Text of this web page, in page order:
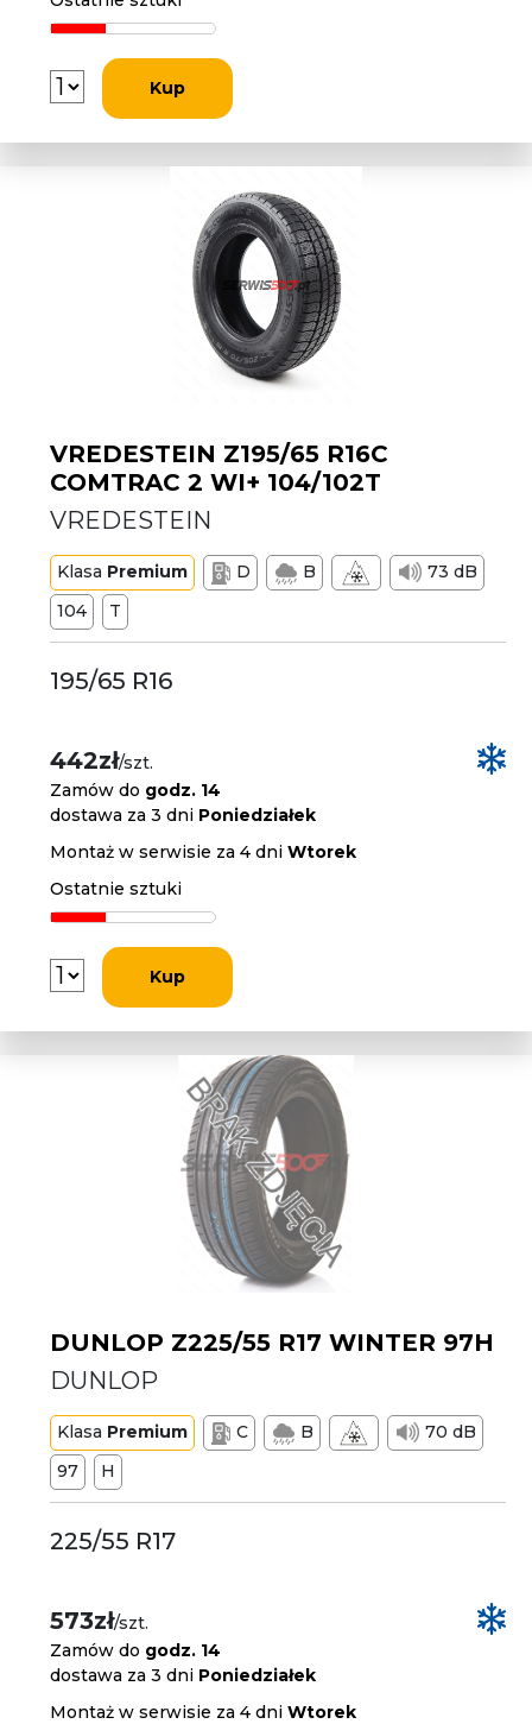
Kup
VREDESTEIN Z195/65 R16C
COMTRAC 2 WI+ 104/102T
VREDESTEIN
Klasa Premium D B
73 dB
104
T
195/65 R16
442zł/szt.
Zamów do godz. 14
dostawa za 3 dni Poniedziałek
Montaż w serwisie za 4 dniWtorek
Ostatnie sztuki
Kup
DUNLOP Z225/55 R17 WINTER 97H
DUNLOP
Klasa Premium C B
70 dB
97
H
225/55 R17
573zł/szt.
Zamów do godz. 14
dostawa za 3 dni Poniedziałek
Montaż w serwisie za 4 dniWtorek